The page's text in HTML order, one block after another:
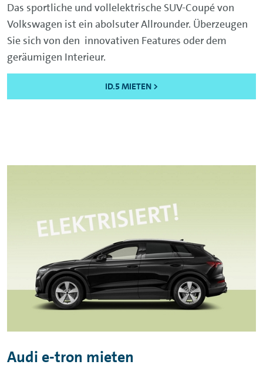
Das sportliche und vollelektrische SUV-Coupé von
Volkswagen ist ein abolsuter Allrounder. Überzeugen
Sie sich von den innovativen Features oder dem
geräumigen Interieur.
ID.5 MIETEN >
Audi e-tron mieten